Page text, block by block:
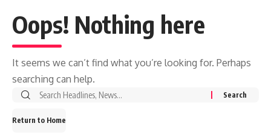
Oops! Nothing here
It seems we can’t find what you’re looking for. Perhaps
searching can help.
Search
Return to Home